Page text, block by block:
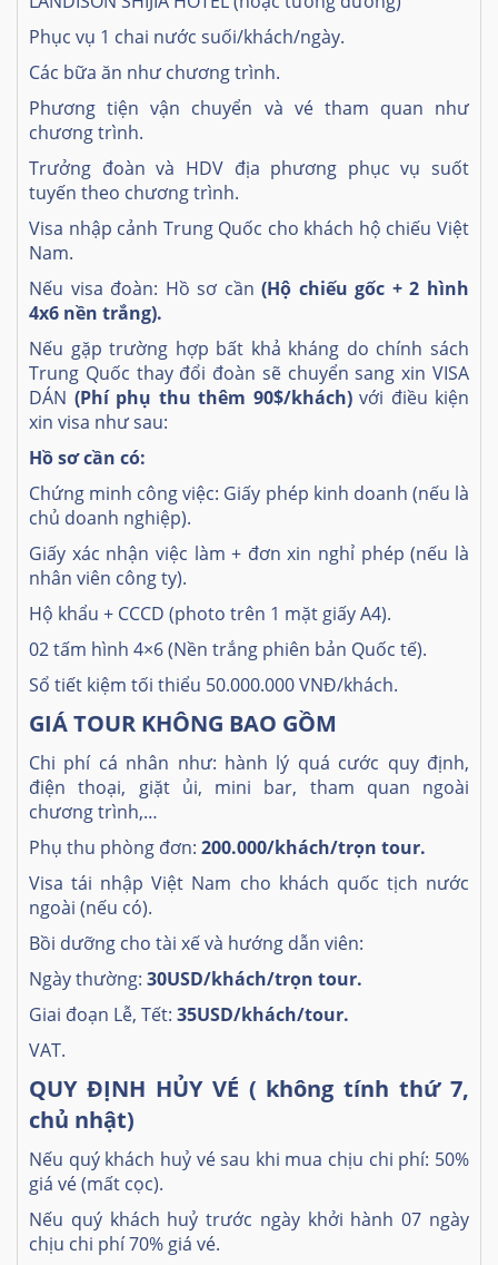
Phục vụ 1 chai nước suối/khách/ngày.
Các bữa ăn như chương trình.
Phương tiện vận chuyển và vé tham quan như
chương trình.
Trưởng đoàn và HDV địa phương phục vụ suốt
tuyến theo chương trình.
Visa nhập cảnh Trung Quốc cho khách hộ chiếu Việt
Nam.
Nếu visa đoàn: Hồ sơ cần(Hộ chiếu gốc + 2 hình
4x6 nền trắng).
Nếu gặp trường hợp bất khả kháng do chính sách
Trung Quốc thay đổi đoàn sẽ chuyển sang xin VISA
DÁN (Phí phụ thu thêm 90$/khách)với điều kiện
xin visa như sau:
Hồ sơ cần có:
Chứng minh công việc: Giấy phép kinh doanh (nếu là
chủ doanh nghiệp).
Giấy xác nhận việc làm + đơn xin nghỉ phép (nếu là
nhân viên công ty).
Hộ khẩu + CCCD (photo trên 1 mặt giấy A4).
02 tấm hình 4×6 (Nền trắng phiên bản Quốc tế).
Sổ tiết kiệm tối thiểu 50.000.000 VNĐ/khách.
GIÁ TOUR KHÔNG BAO GỒM
Chi phí cá nhân như: hành lý quá cước quy định,
điện thoại, giặt ủi, mini bar, tham quan ngoài
chương trình,…
Phụ thu phòng đơn: 200.000/khách/trọn tour.
Visa tái nhập Việt Nam cho khách quốc tịch nước
ngoài (nếu có).
Bồi dưỡng cho tài xế và hướng dẫn viên:
Ngày thường: 30USD/khách/trọn tour.
Giai đoạn Lễ, Tết: 35USD/khách/tour.
VAT.
QUY ĐỊNH HỦY VÉ ( không tính thứ 7,
chủ nhật)
Nếu quý khách huỷ vé sau khi mua chịu chi phí: 50%
giá vé (mất cọc).
Nếu quý khách huỷ trước ngày khởi hành 07 ngày
chịu chi phí 70% giá vé.